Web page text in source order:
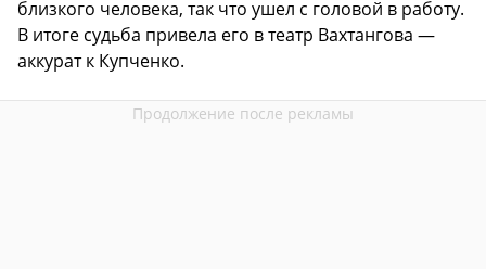
близкого человека, так что ушел с головой в работу.
В итоге судьба привела его в театр Вахтангова —
аккурат к Купченко.